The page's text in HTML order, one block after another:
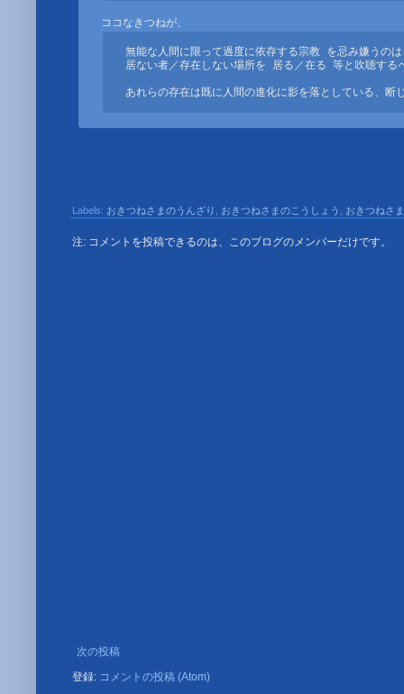
無能な人間に限って過度に依存する宗教 を忌み嫌うの
居ない者／存在しない場所を 居る／在る 等と吹聴する
あれらの存在は既に人間の進化に影を落としている、断
Labels: おきつねさまのうんざり おきつねさまのこうしょう おきつねさ
注: コメントを投稿できるのは、このブログのメンバーだけです。
次の投稿
登録: コメントの投稿 (Atom)